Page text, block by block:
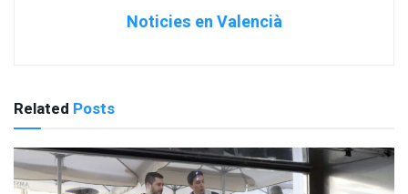
Noticies en Valencià
Related Posts